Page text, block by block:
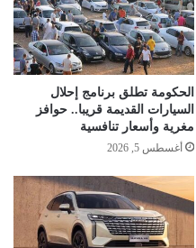
الحكومة تطلق برنامج إحلال
السيارات القديمة قريبا.. حوافز
مغرية وأسعار تنافسية
أغسطس 5, 2026